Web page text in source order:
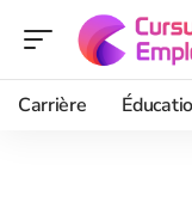
Carrière